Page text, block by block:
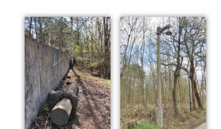
Leider gibt es keinen Fuß- und auch keinen Radweg.
Während uns die herrlich heiße Aprilsonne auf den
Schädel brennt, springen wir wahlweise für einen
Radrennfahrer oder für ein sich schnell näherndes
Auto auf den Rasenstreifen. Grundsätzlich kein
Problem aber so ein richtiges Wandervergnügen ist es
für uns nicht. Kurz frage ich mich, ob wir wohl auf dem
richtigen Weg sind. Untermauert wird dies durch einen